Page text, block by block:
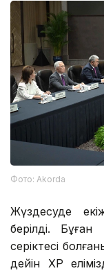
Фото: Аkorda
Жүздесуде
берілді. Бұған
серіктесі
дейін ҚХР